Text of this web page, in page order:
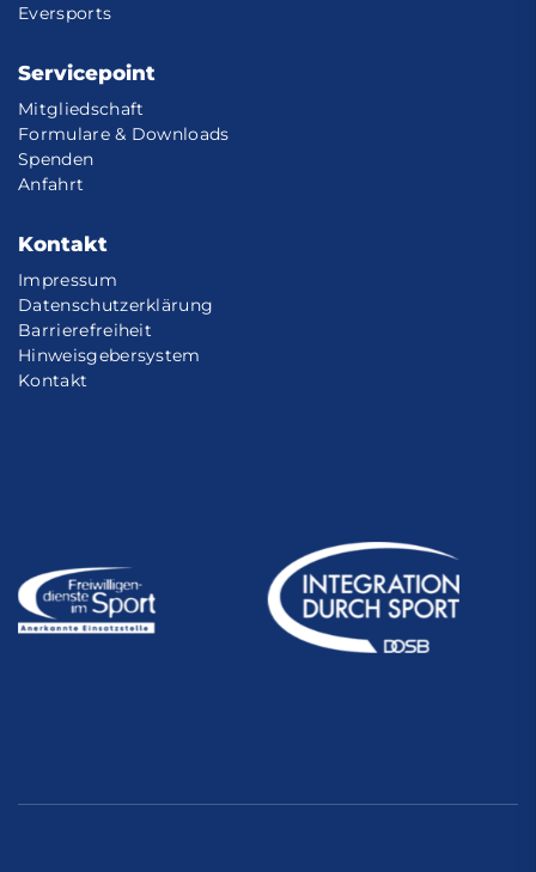
Eversports
Servicepoint
Mitgliedschaft
Formulare & Downloads
Spenden
Anfahrt
Kontakt
Impressum
Datenschutzerklärung
Barrierefreiheit
Hinweisgebersystem
Kontakt